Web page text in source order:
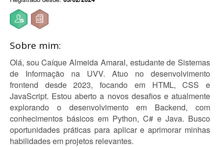
Sobre mim:
Olá, sou Caíque Almeida Amaral, estudante de Sistemas
de Informação na UVV. Atuo no desenvolvimento
frontend desde 2023, focando em HTML, CSS e
JavaScript. Estou aberto a novos desafios e atualmente
explorando o desenvolvimento em Backend, com
conhecimentos básicos em Python, C# e Java. Busco
oportunidades práticas para aplicar e aprimorar minhas
habilidades em projetos relevantes.